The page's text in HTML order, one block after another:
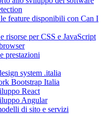
feature disponibili con Can I
risorse per CSS e JavaScript
prestazioni
system .italia
Bootstrap Italia
React
Angular
di sito e servizi